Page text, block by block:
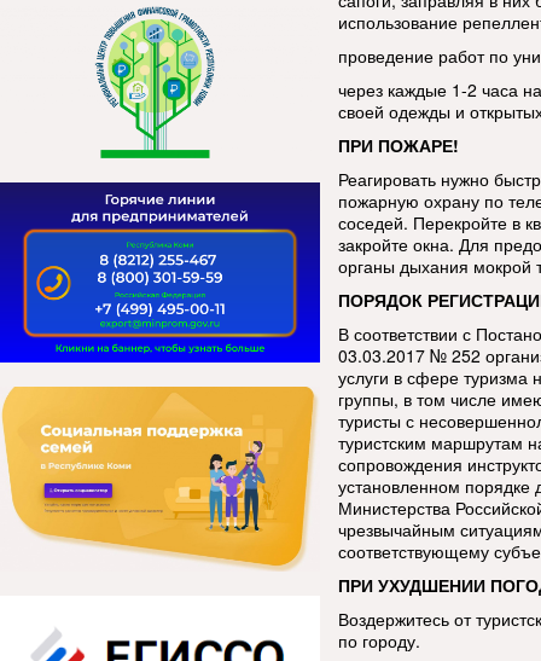
использование
проведение работ по
через каждые 1-2 часа
своей одежды и
ПРИ ПОЖАРЕ!
Реагировать нужно
пожарную охрану по
соседей. Перекройте в
закройте окна. Для
органы дыхания мокрой
ПОРЯДОК
В соответствии с
03.03.2017 № 252
услуги в сфере туризма
группы, в том числе
туристы с
туристским маршрутам
сопровождения
установленном
Министерства
чрезвычайным
соответствующему
ПРИ УХУДШЕНИИ
Воздержитесь от
по городу.